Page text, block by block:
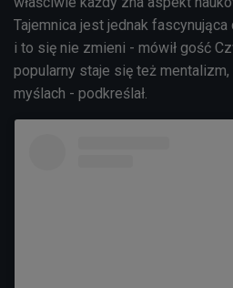
Tajemnica jest jednak
i to się nie zmieni - mówił gość
popularny staje się też
myślach - podkreślał.